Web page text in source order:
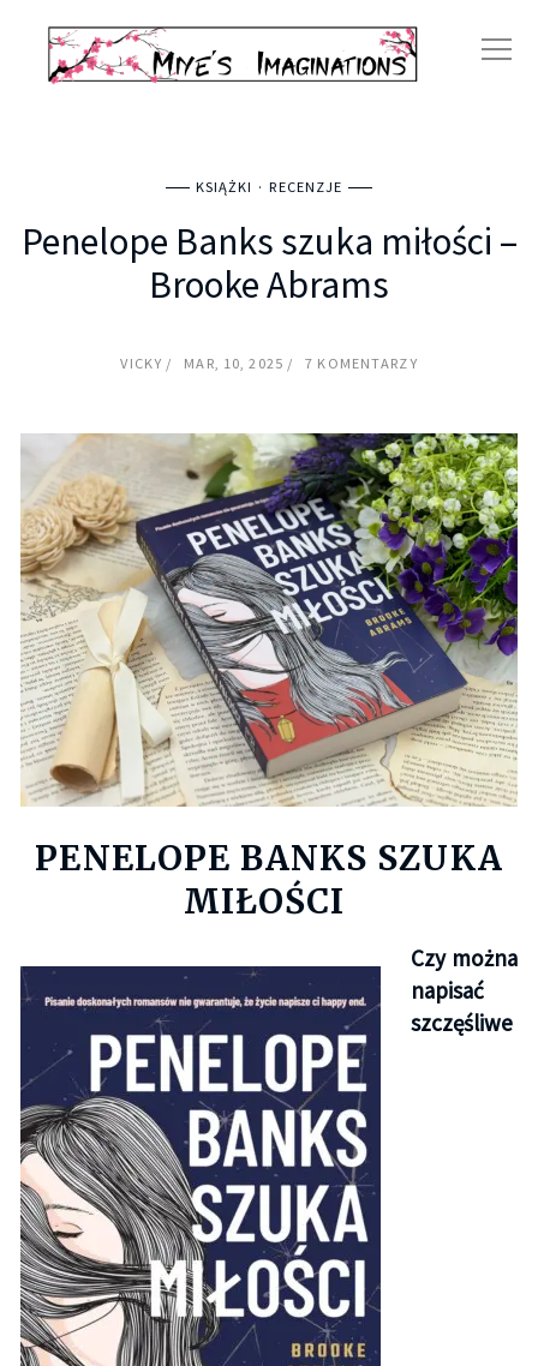
KSIĄŻKI RECENZJE
Penelope Banks szuka miłości –
Brooke Abrams
VICKY MAR, 10, 2025 7 KOMENTARZY
PENELOPE BANKS SZUKA
MIŁOŚCI
Czy można
napisać
szczęśliwe